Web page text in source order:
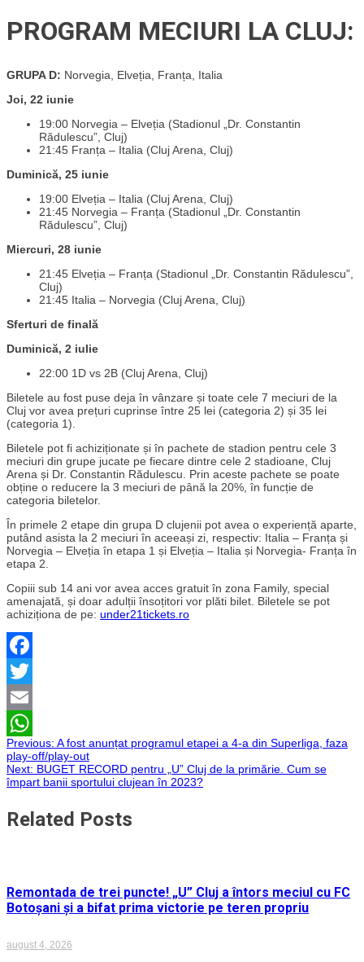
PROGRAM MECIURI LA CLUJ:
GRUPA D: Norvegia, Elveția, Franța, Italia
Joi, 22 iunie
19:00 Norvegia – Elveția (Stadionul „Dr. Constantin
Rădulescu”, Cluj)
21:45 Franța – Italia (Cluj Arena, Cluj)
Duminică, 25 iunie
19:00 Elveția – Italia (Cluj Arena, Cluj)
21:45 Norvegia – Franța (Stadionul „Dr. Constantin
Rădulescu”, Cluj)
Miercuri, 28 iunie
21:45 Elveția – Franța (Stadionul „Dr. Constantin Rădulescu”,
Cluj)
21:45 Italia – Norvegia (Cluj Arena, Cluj)
Sferturi de finală
Duminică, 2 iulie
22:00 1D vs 2B (Cluj Arena, Cluj)
Biletele au fost puse deja în vânzare și toate cele 7 meciuri de la
Cluj vor avea prețuri cuprinse între 25 lei (categoria 2) și 35 lei
(categoria 1).
Biletele pot fi achiziționate și în pachete de stadion pentru cele 3
meciuri din grupe jucate pe fiecare dintre cele 2 stadioane, Cluj
Arena și Dr. Constantin Rădulescu. Prin aceste pachete se poate
obține o reducere la 3 meciuri de până la 20%, în funcție de
categoria biletelor.
În primele 2 etape din grupa D clujenii pot avea o experiență aparte,
putând asista la 2 meciuri în aceeași zi, respectiv: Italia – Franța și
Norvegia – Elveția în etapa 1 și Elveția – Italia și Norvegia- Franța în
etapa 2.
Copiii sub 14 ani vor avea acces gratuit în zona Family, special
amenajată, și doar adulții însoțitori vor plăti bilet. Biletele se pot
achiziționa de pe: under21tickets.ro
Facebook
Twitter
Email
WhatsApp
Navigare
în
articole
Previous: A fost anunțat programul etapei a 4-a din Superliga, faza
play-off/play-out
Next: BUGET RECORD pentru „U” Cluj de la primărie. Cum se
împart banii sportului clujean în 2023?
Related Posts
Remontada de trei puncte! „U” Cluj a întors meciul cu FC
Botoșani și a bifat prima victorie pe teren propriu
august 4, 2026